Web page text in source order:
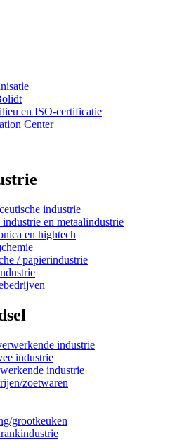
en ISO-certificatie
Center
industrie
en metaalindustrie
en hightech
/ papierindustrie
industrie
industrie
industrie
zoetwaren
grootkeuken